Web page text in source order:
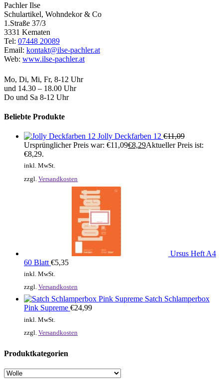
Pachler Ilse
Schulartikel, Wohndekor & Co
1.Straße 37/3
3331 Kematen
Tel: 07448 20089
Email: kontakt@ilse-pachler.at
Web: www.ilse-pachler.at
Mo, Di, Mi, Fr, 8-12 Uhr
und 14.30 – 18.00 Uhr
Do und Sa 8-12 Uhr
Beliebte Produkte
Jolly Deckfarben 12 €11,09
Ursprünglicher Preis war: €11,09€8,29Aktueller Preis ist:
€8,29.
inkl. MwSt.
zzgl. Versandkosten
Ursus Heft A4
60 Blatt €5,35
inkl. MwSt.
zzgl. Versandkosten
Satch Schlamperbox
Pink Supreme €24,99
inkl. MwSt.
zzgl. Versandkosten
Produktkategorien